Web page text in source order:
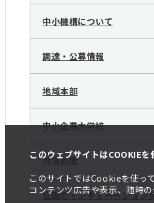
このウェブサイトはCOOKIEを
このサイトではCookieを使っ
コンテンツ広告や表示、随時の
中小機構について
調達・公募情報
地域本部
中小企業大学校
共済制度
全国のインキュベーション